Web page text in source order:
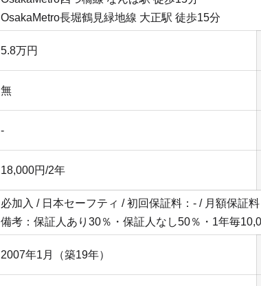
OsakaMetro長堀鶴見緑地線 大正駅 徒歩15分
5.8万円
無
-
18,000円/2年
必加入 / 日本セーフティ / 初回保証料：- / 月額保証
備考：保証人あり30％・保証人なし50％・1年毎
2007年1月（築19年）